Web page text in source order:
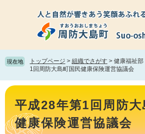
頭
で
飛
ば
て
現在地 トップページ > 組織でさがす > 健康福祉部
1回周防大島町国民健康保険運営協議会
本
平成28年第1回周防
健康保険運営協議会